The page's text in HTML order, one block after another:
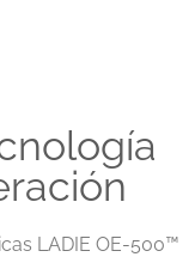
LADIE OE-500™